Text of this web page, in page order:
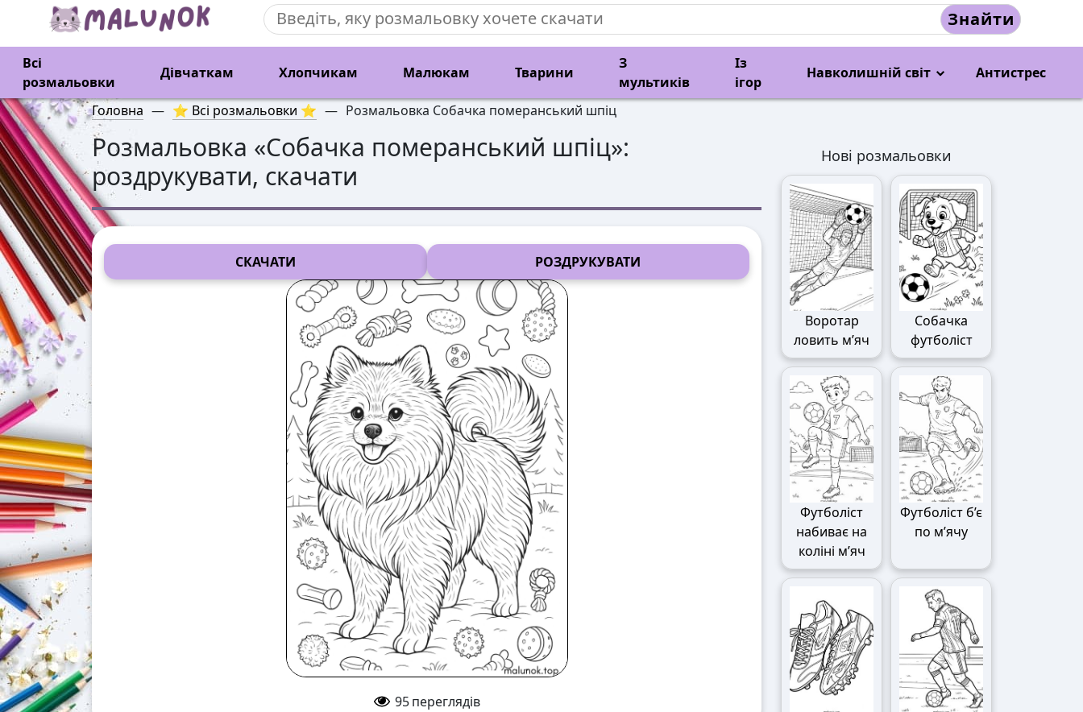
Знайти
Всі
розмальовки
Дівчаткам Хлопчикам Малюкам Тварини
З
мультиків
Із
ігор
Навколишній світ Антистрес
Головна — ⭐ Всі розмальовки ⭐ — Розмальовка Собачка померанський шпіц
Розмальовка «Собачка померанський шпіц»:
роздрукувати, скачати
СКАЧАТИ РОЗДРУКУВАТИ
95 переглядів
Нові розмальовки
Воротар
ловить м’яч
Собачка
футболіст
Футболіст
набиває на
коліні м’яч
Футболіст б’є
по м’ячу